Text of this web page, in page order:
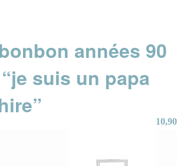
années 90
suis un papa
10,90